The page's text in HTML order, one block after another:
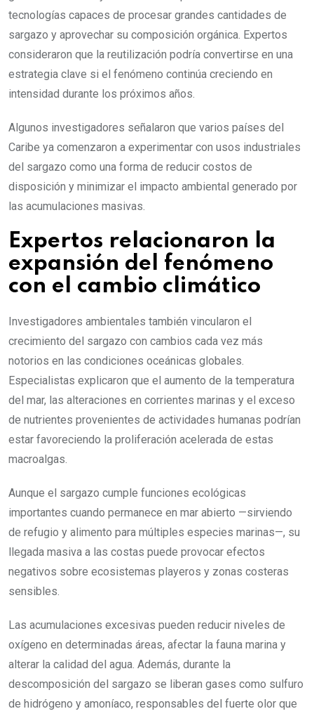
tecnologías capaces de procesar grandes cantidades de
sargazo y aprovechar su composición orgánica. Expertos
consideraron que la reutilización podría convertirse en una
estrategia clave si el fenómeno continúa creciendo en
intensidad durante los próximos años.
Algunos investigadores señalaron que varios países del
Caribe ya comenzaron a experimentar con usos industriales
del sargazo como una forma de reducir costos de
disposición y minimizar el impacto ambiental generado por
las acumulaciones masivas.
Expertos relacionaron la
expansión del fenómeno
con el cambio climático
Investigadores ambientales también vincularon el
crecimiento del sargazo con cambios cada vez más
notorios en las condiciones oceánicas globales.
Especialistas explicaron que el aumento de la temperatura
del mar, las alteraciones en corrientes marinas y el exceso
de nutrientes provenientes de actividades humanas podrían
estar favoreciendo la proliferación acelerada de estas
macroalgas.
Aunque el sargazo cumple funciones ecológicas
importantes cuando permanece en mar abierto —sirviendo
de refugio y alimento para múltiples especies marinas—, su
llegada masiva a las costas puede provocar efectos
negativos sobre ecosistemas playeros y zonas costeras
sensibles.
Las acumulaciones excesivas pueden reducir niveles de
oxígeno en determinadas áreas, afectar la fauna marina y
alterar la calidad del agua. Además, durante la
descomposición del sargazo se liberan gases como sulfuro
de hidrógeno y amoníaco, responsables del fuerte olor que